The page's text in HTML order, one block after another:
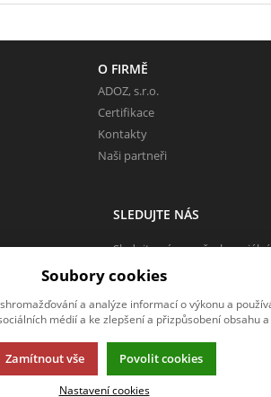
O FIRMĚ
ADOZ, s.r.o.
Certifikace
Kontakty
Naši partneři
SLEDUJTE NÁS
Sledujte nás na všech
Soubory cookies
a analýze informací o výkonu a
médií a ke zlepšení a přizpůsobení obsahu
Zamítnout vše Povolit cookies
Nastavení cookies